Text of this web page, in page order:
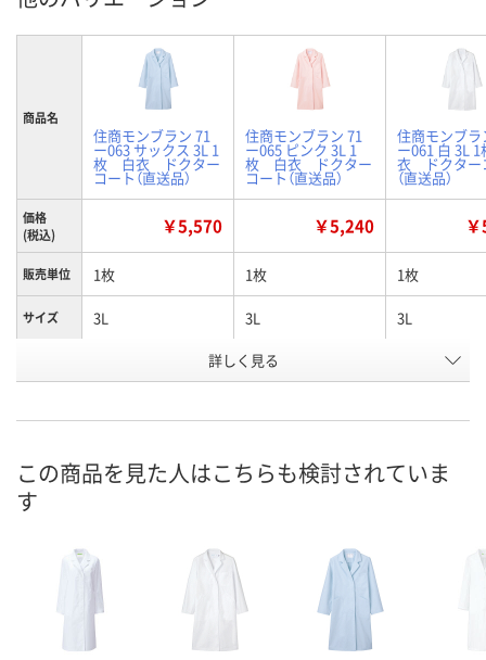
商品名
住商モンブラン 71
ー063 サックス 3L 1
枚 白衣 ドクター
コート（直送品）
住商モンブラン 71
ー065 ピンク 3L 1
枚 白衣 ドクター
コート（直送品）
住商モンブラ
ー061 白 3L
衣 ドクター
（直送品）
価格
(税込)
￥5,570 ￥5,240
販売単位 1枚 1枚 1枚
サイズ 3L 3L 3L
サックスブルー（水
色）
ピンク
お申込番
在庫 あり あり あり
数量
カゴへ カゴへ
詳しく見る
この商品を見た人はこちらも検討されていま
す